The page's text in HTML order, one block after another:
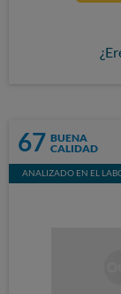
67 BUENA
CALIDAD
ANALIZADO EN EL